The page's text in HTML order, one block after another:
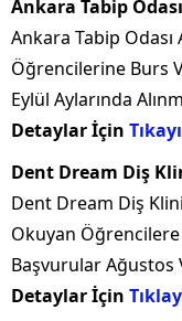
Ankara Tabip Odası
Ankara Tabip
Öğrencilerine Burs
Eylül Aylarında
Detaylar İçin
Dent Dream Diş
Dent Dream Diş
Okuyan Öğrencilere
Başvurular Ağustos
Detaylar İçin